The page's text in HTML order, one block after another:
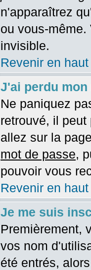
n'apparaîtrez
ou vous-
invisible.
Revenir en
J'ai perdu
Ne paniquez
retrouvé, il
allez sur la
mot de passe,
pouvoir vous
Revenir en
Je me suis
Premièrement,
vos nom
été entrés,